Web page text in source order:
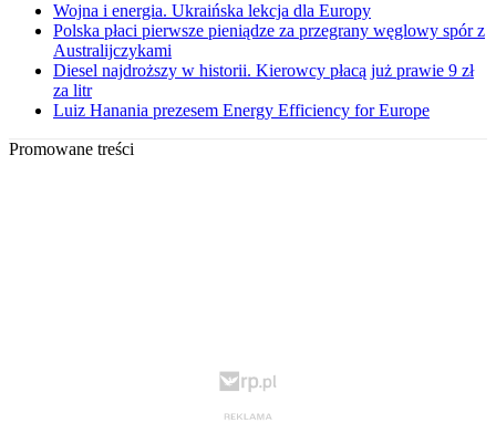
Wojna i energia. Ukraińska lekcja dla Europy
Polska płaci pierwsze pieniądze za przegrany węglowy spór z
Australijczykami
Diesel najdroższy w historii. Kierowcy płacą już prawie 9 zł
za litr
Luiz Hanania prezesem Energy Efficiency for Europe
Promowane treści